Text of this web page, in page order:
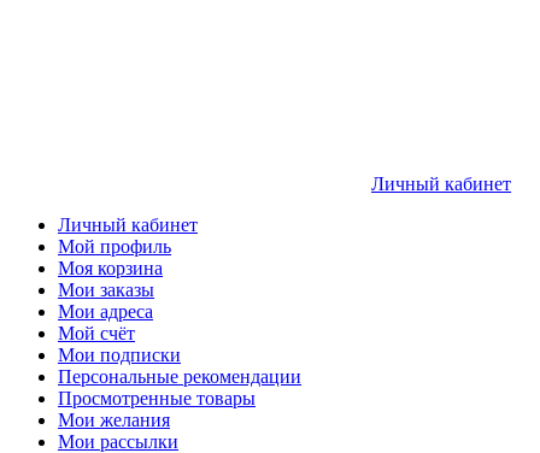
Личный кабинет
Личный кабинет
Мой профиль
Моя корзина
Мои заказы
Мои адреса
Мой счёт
Мои подписки
Персональные рекомендации
Просмотренные товары
Мои желания
Мои рассылки